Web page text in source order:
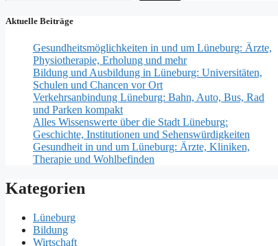
Aktuelle Beiträge
Gesundheitsmöglichkeiten in und um Lüneburg: Ärzte,
Physiotherapie, Erholung und mehr
Bildung und Ausbildung in Lüneburg: Universitäten,
Schulen und Chancen vor Ort
Verkehrsanbindung Lüneburg: Bahn, Auto, Bus, Rad
und Parken kompakt
Alles Wissenswerte über die Stadt Lüneburg:
Geschichte, Institutionen und Sehenswürdigkeiten
Gesundheit in und um Lüneburg: Ärzte, Kliniken,
Therapie und Wohlbefinden
Kategorien
Lüneburg
Bildung
Wirtschaft